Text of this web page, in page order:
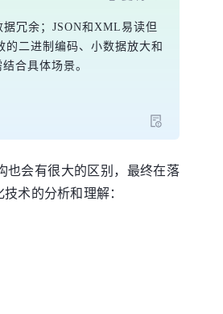
冗余；JSON和XML易读但
二进制编码、小数据放大和
合具体场景。
也会有很大的区别，最终在落
术的分析和理解：